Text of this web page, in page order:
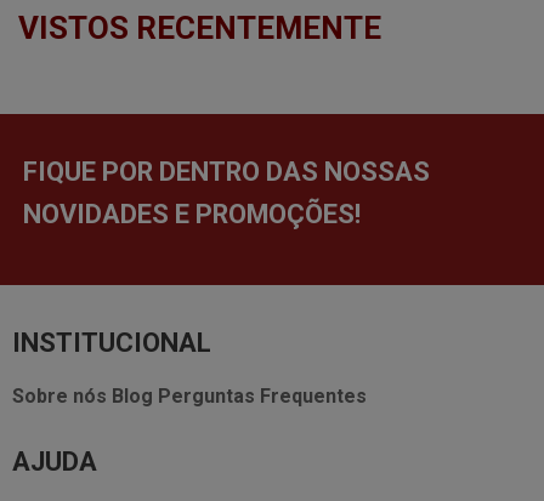
VISTOS RECENTEMENTE
FIQUE POR DENTRO DAS NOSSAS
NOVIDADES E PROMOÇÕES!
INSTITUCIONAL
Sobre nós Blog Perguntas Frequentes
AJUDA